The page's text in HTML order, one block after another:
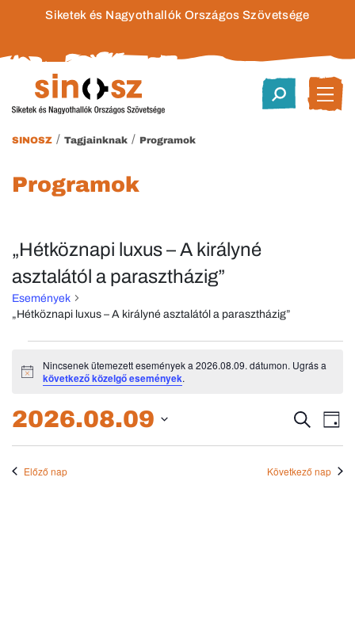
Siketek és Nagyothallók Országos Szövetsége
SINOSZ / Tagjainknak / Programok
Programok
„Hétköznapi luxus – A királyné
asztalától a parasztházig”
Események
„Hétköznapi luxus – A királyné asztalától a parasztházig”
Események
for
2026.08.09.
Notice
Nincsenek ütemezett események a 2026.08.09. dátumon. Ugrás a
következő közelgő események.
és
Keresett
kifejezés
Nap
2026.08.09
Előző nap
Következő nap